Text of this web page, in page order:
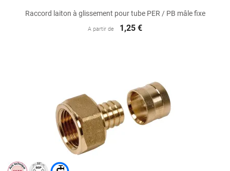
Raccord laiton à glissement pour tube PER / PB mâle fixe
A partir de 1,25 €